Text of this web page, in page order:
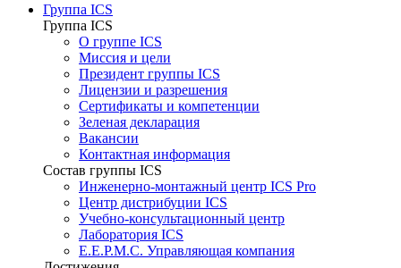
Группа ICS
Группа ICS
О группе ICS
Миссия и цели
Президент группы ICS
Лицензии и разрешения
Сертификаты и компетенции
Зеленая декларация
Вакансии
Контактная информация
Состав группы ICS
Инженерно-монтажный центр ICS Pro
Центр дистрибуции ICS
Учебно-консультационный центр
Лаборатория ICS
E.E.P.M.C. Управляющая компания